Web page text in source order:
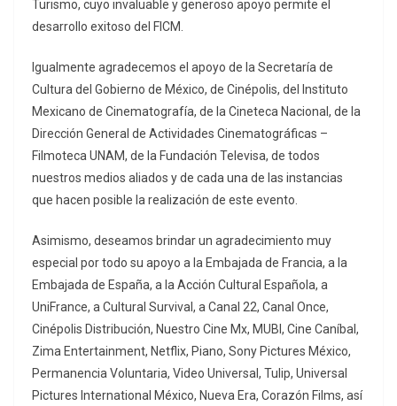
Turismo, cuyo invaluable y generoso apoyo permite el
desarrollo exitoso del FICM.
Igualmente agradecemos el apoyo de la Secretaría de
Cultura del Gobierno de México, de Cinépolis, del Instituto
Mexicano de Cinematografía, de la Cineteca Nacional, de la
Dirección General de Actividades Cinematográficas –
Filmoteca UNAM, de la Fundación Televisa, de todos
nuestros medios aliados y de cada una de las instancias
que hacen posible la realización de este evento.
Asimismo, deseamos brindar un agradecimiento muy
especial por todo su apoyo a la Embajada de Francia, a la
Embajada de España, a la Acción Cultural Española, a
UniFrance, a Cultural Survival, a Canal 22, Canal Once,
Cinépolis Distribución, Nuestro Cine Mx, MUBI, Cine Caníbal,
Zima Entertainment, Netflix, Piano, Sony Pictures México,
Permanencia Voluntaria, Video Universal, Tulip, Universal
Pictures International México, Nueva Era, Corazón Films, así